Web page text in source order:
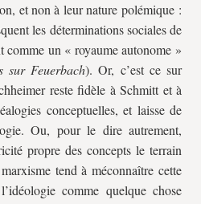
et non à leur nature polémique :
les déterminations sociales de
comme un « royaume autonome »
sur Feuerbach). Or, c’est ce sur
reste fidèle à Schmitt et à
conceptuelles, et laisse de
Ou, pour le dire autrement,
propre des concepts le terrain
tend à méconnaître cette
comme quelque chose